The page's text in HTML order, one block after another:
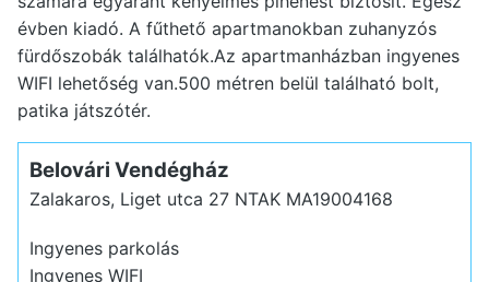
évben kiadó. A fűthető apartmanokban zuhanyzós
fürdőszobák találhatók.Az apartmanházban ingyenes
WIFI lehetőség van.500 métren belül található bolt,
patika játszótér.
Belovári Vendégház
Zalakaros, Liget utca 27 NTAK MA19004168
Ingyenes parkolás
Ingyenes WIFI